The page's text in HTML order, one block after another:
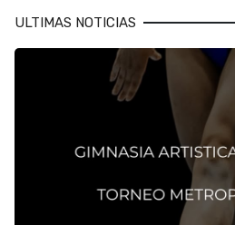
ULTIMAS NOTICIAS